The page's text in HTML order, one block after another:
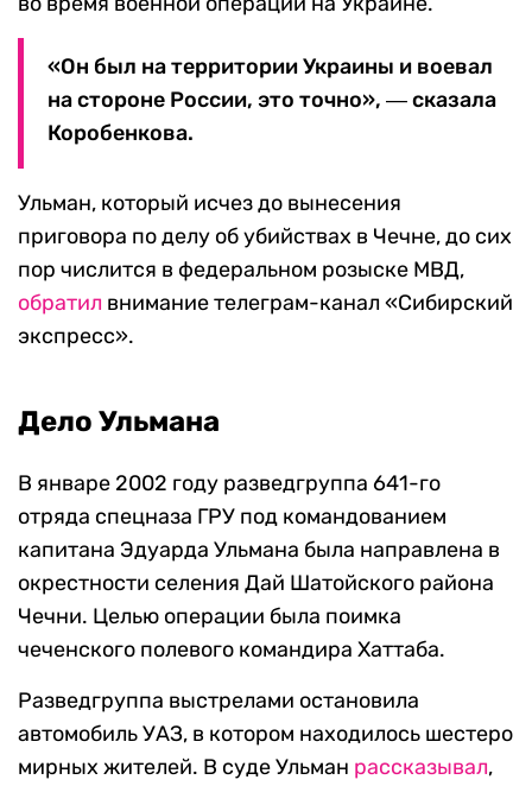
«Он был на территории Украины и воевал
на стороне России, это точно», ― сказала
Коробенкова.
Ульман, который исчез до вынесения
приговора по делу об убийствах в Чечне, до сих
пор числится в федеральном розыске МВД,
обратил внимание телеграм-канал «Сибирский
экспресс».
Дело Ульмана
В январе 2002 году разведгруппа 641-го
отряда спецназа ГРУ под командованием
капитана Эдуарда Ульмана была направлена в
окрестности селения Дай Шатойского района
Чечни. Целью операции была поимка
чеченского полевого командира Хаттаба.
Разведгруппа выстрелами остановила
автомобиль УАЗ, в котором находилось шестеро
мирных жителей. В суде Ульман рассказывал,